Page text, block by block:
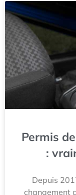
Permis
:
Depuis
changement